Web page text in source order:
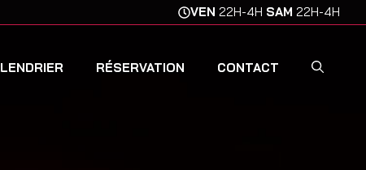
VEN 22H-4H SAM 22H-4H
RÉSERVATION CONTACT